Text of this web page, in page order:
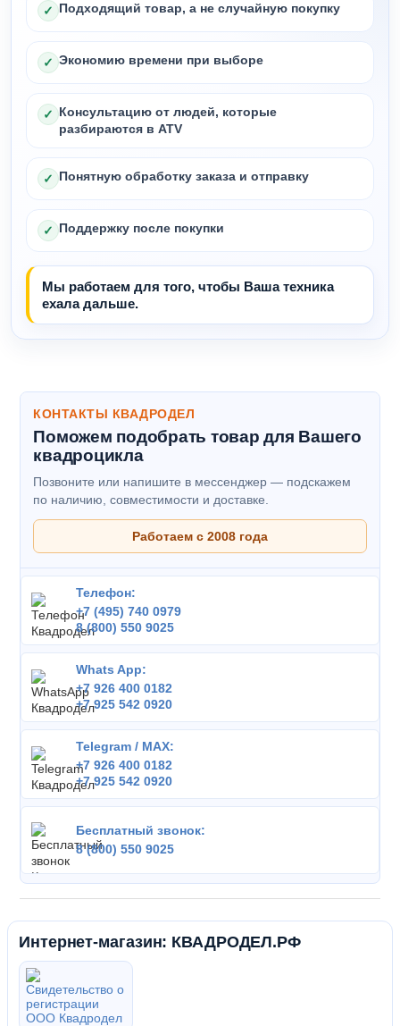
✓ Подходящий товар, а не случайную покупку
✓ Экономию времени при выборе
✓ Консультацию от людей, которые
разбираются в ATV
✓ Понятную обработку заказа и отправку
✓ Поддержку после покупки
Мы работаем для того, чтобы Ваша техника
ехала дальше.
КОНТАКТЫ КВАДРОДЕЛ
Поможем подобрать товар для Вашего
квадроцикла
Позвоните или напишите в мессенджер — подскажем
по наличию, совместимости и доставке.
Работаем с 2008 года
Телефон:
+7 (495) 740 0979
8 (800) 550 9025
Whats App:
+7 926 400 0182
+7 925 542 0920
Telegram / MAX:
+7 926 400 0182
+7 925 542 0920
Бесплатный звонок:
8 (800) 550 9025
Интернет-магазин: КВАДРОДЕЛ.РФ